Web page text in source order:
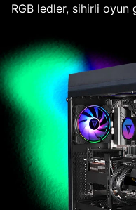
RGB ledler, sihirli